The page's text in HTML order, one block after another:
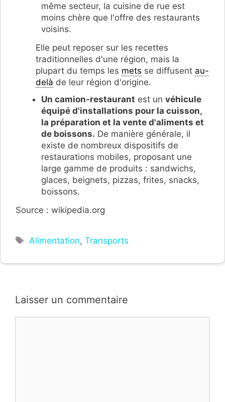
même secteur, la cuisine de rue est
moins chère que l'offre des restaurants
voisins.
Elle peut reposer sur les recettes
traditionnelles d'une région, mais la
plupart du temps les mets se diffusent au-
delà de leur région d'origine.
Un camion-restaurant est un véhicule
équipé d'installations pour la cuisson,
la préparation et la vente d'aliments et
de boissons. De manière générale, il
existe de nombreux dispositifs de
restaurations mobiles, proposant une
large gamme de produits : sandwichs,
glaces, beignets, pizzas, frites, snacks,
boissons.
Source : wikipedia.org
Étiquettes
Alimentation,Transports
Laisser un commentaire